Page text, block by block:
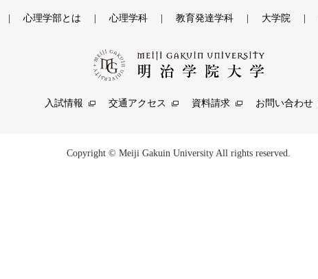
心理学部とは 心理学科 教育発達学科 大学院
入試情報 交通アクセス 資料請求 お問い合わせ
Copyright © Meiji Gakuin University All rights reserved.